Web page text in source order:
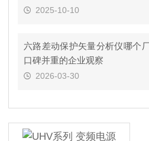
2025-10-10
六路差动保护矢量分析仪哪个
口碑并重的企业观察
2026-03-30